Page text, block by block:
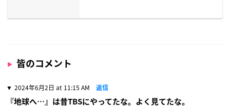
皆のコメント
2024年6月2日 at 11:15 AM 返信
『地球へ…』は昔TBSにやってたな。よく見てたな。